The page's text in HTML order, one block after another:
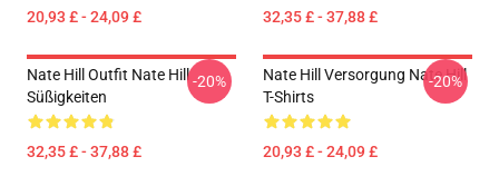
20,93 £ - 24,09 £ 32,35 £ - 37,88 £
Nate Hill Outfit Nate Hill
Süßigkeiten
32,35 £ - 37,88 £
-20%
Nate Hill Versorgung Nate Hill
T-Shirts
20,93 £ - 24,09 £
-20%